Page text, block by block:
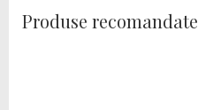
Produse recomandate